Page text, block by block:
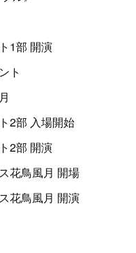
1部 開演
ト
2部 入場開始
2部 開演
花鳥風月 開場
花鳥風月 開演